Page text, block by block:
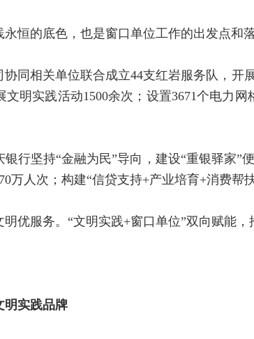
恒的底色，也是窗口单位工作的出发点和落
协同相关单位联合成立44支红岩服务队，开
明实践活动1500余次；设置3671个电力
行坚持“金融为民”导向，建设“重银驿家”
万人次；构建“信贷支持+产业培育+消费帮
明优服务。“文明实践+窗口单位”双向赋能
明实践品牌